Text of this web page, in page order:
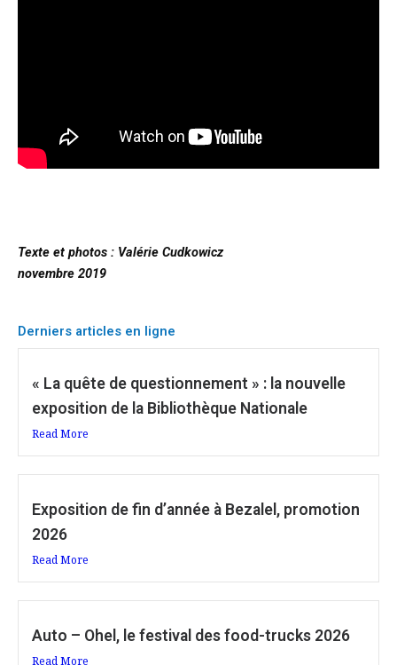
Texte et photos : Valérie Cudkowicz
novembre 2019
Derniers articles en ligne
« La quête de questionnement » : la nouvelle
exposition de la Bibliothèque Nationale
Read More
Exposition de fin d’année à Bezalel, promotion
2026
Read More
Auto – Ohel, le festival des food-trucks 2026
Read More